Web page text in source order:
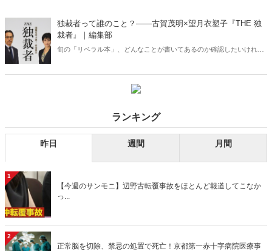
独裁者って誰のこと？――古賀茂明×望月衣塑子『THE 独
裁者』｜編集部
旬の「リベラル本」、どんなことが書いてあるのか確認したいけれ
ランキング
昨日 週間 月間
1
【今週のサンモニ】辺野古転覆事故をほとんど報道してこなか
っ...
2
正常脳を切除、禁忌の処置で死亡！京都第一赤十字病院医療事